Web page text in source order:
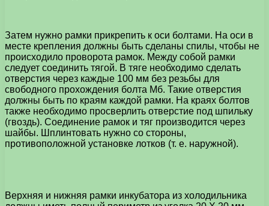
Затем нужно рамки прикрепить к оси болтами. На оси в
месте крепления должны быть сделаны спилы, чтобы не
происходило проворота рамок. Между собой рамки
следует соединить тягой. В тяге необходимо сделать
отверстия через каждые 100 мм без резьбы для
свободного прохождения болта Мб. Такие отверстия
должны быть по краям каждой рамки. На краях болтов
также необходимо просверлить отверстие под шпильку
(гвоздь). Соединение рамок и тяг производится через
шайбы. Шплинтовать нужно со стороны,
противоположной установке лотков (т. е. наружной).
Верхняя и нижняя рамки инкубатора из холодильника